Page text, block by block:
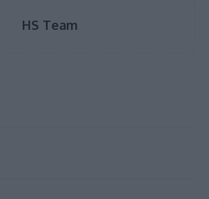
HS Team